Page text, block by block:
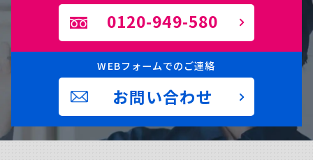
0120-949-580
WEBフォームでのご連絡
お問い合わせ